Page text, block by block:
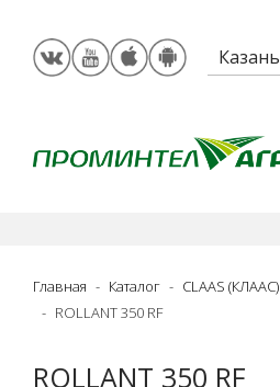
Главная Каталог CLAAS (КЛААС)
ROLLANT 350 RF
ROLLANT 350 RF